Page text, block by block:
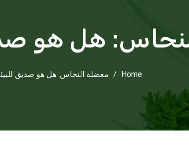
هل هو
Home
/ معضلة النحاس: هل هو صديق